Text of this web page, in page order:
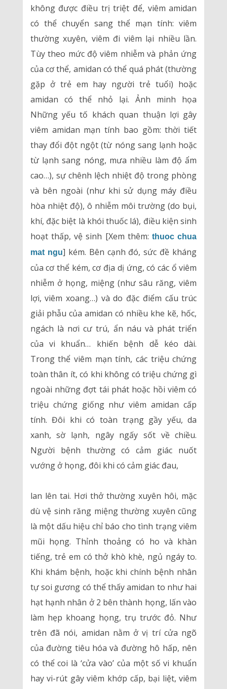
không được điều trị triệt để, viêm amidan
có thể chuyển sang thể mạn tính: viêm
thường xuyên, viêm đi viêm lại nhiều lần.
Tùy theo mức độ viêm nhiễm và phản ứng
của cơ thể, amidan có thể quá phát (thường
gặp ở trẻ em hay người trẻ tuổi) hoặc
amidan có thể nhỏ lại. Ảnh minh họa
Những yếu tố khách quan thuận lợi gây
viêm amidan mạn tính bao gồm: thời tiết
thay đổi đột ngột (từ nóng sang lạnh hoặc
từ lạnh sang nóng, mưa nhiều làm độ ẩm
cao…), sự chênh lệch nhiệt độ trong phòng
và bên ngoài (như khi sử dụng máy điều
hòa nhiệt độ), ô nhiễm môi trường (do bụi,
khí, đặc biệt là khói thuốc lá), điều kiện sinh
hoạt thấp, vệ sinh [Xem thêm: thuoc chua
mat ngu] kém. Bên cạnh đó, sức đề kháng
của cơ thể kém, cơ địa dị ứng, có các ổ viêm
nhiễm ở họng, miệng (như sâu răng, viêm
lợi, viêm xoang…) và do đặc điểm cấu trúc
giải phẫu của amidan có nhiều khe kẽ, hốc,
ngách là nơi cư trú, ẩn náu và phát triển
của vi khuẩn… khiến bệnh dễ kéo dài.
Trong thể viêm mạn tính, các triệu chứng
toàn thân ít, có khi không có triệu chứng gì
ngoài những đợt tái phát hoặc hồi viêm có
triệu chứng giống như viêm amidan cấp
tính. Đôi khi có toàn trạng gầy yếu, da
xanh, sờ lạnh, ngây ngấy sốt về chiều.
Người bệnh thường có cảm giác nuốt
vướng ở họng, đôi khi có cảm giác đau,
lan lên tai. Hơi thở thường xuyên hôi, mặc
dù vệ sinh răng miệng thường xuyên cũng
là một dấu hiệu chỉ báo cho tình trạng viêm
mũi họng. Thỉnh thoảng có ho và khàn
tiếng, trẻ em có thở khò khè, ngủ ngáy to.
Khi khám bệnh, hoặc khi chính bệnh nhân
tự soi gương có thể thấy amidan to như hai
hạt hạnh nhân ở 2 bên thành họng, lấn vào
làm hẹp khoang họng, trụ trước đỏ. Như
trên đã nói, amidan nằm ở vị trí cửa ngõ
của đường tiêu hóa và đường hô hấp, nên
có thể coi là ‘cửa vào’ của một số vi khuẩn
hay vi-rút gây viêm khớp cấp, bại liệt, viêm